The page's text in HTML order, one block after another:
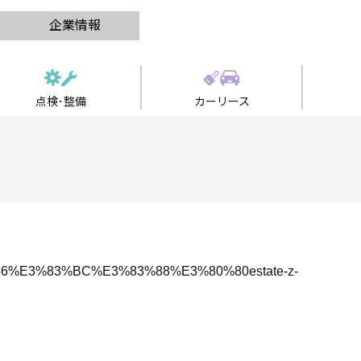
企業情報
点検･整備 カーリース
z-